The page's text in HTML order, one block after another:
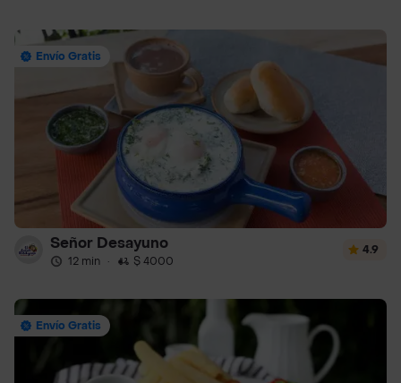
Envío Gratis
Señor Desayuno
12 min · $ 4000
4.9
Envío Gratis